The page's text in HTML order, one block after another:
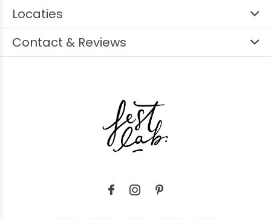
Locaties
Contact & Reviews